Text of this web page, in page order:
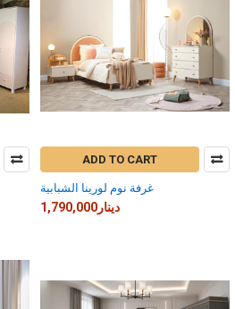
ADD TO CART
غرفة نوم لورينا الشبابية
1,790,000دينار